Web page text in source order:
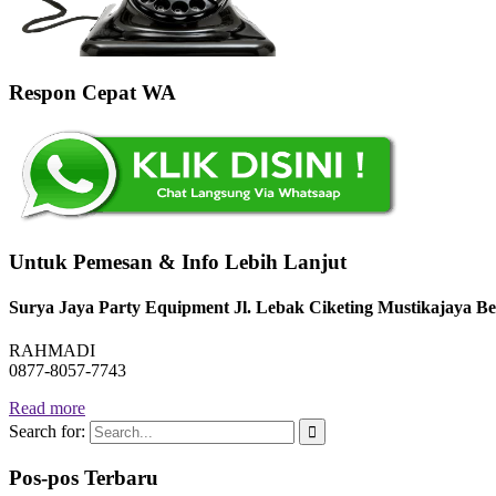
Respon Cepat WA
Untuk Pemesan & Info Lebih Lanjut
Surya Jaya Party Equipment Jl. Lebak Ciketing Mustikajaya
RAHMADI
0877-8057-7743
Read more
Search for:
Pos-pos Terbaru